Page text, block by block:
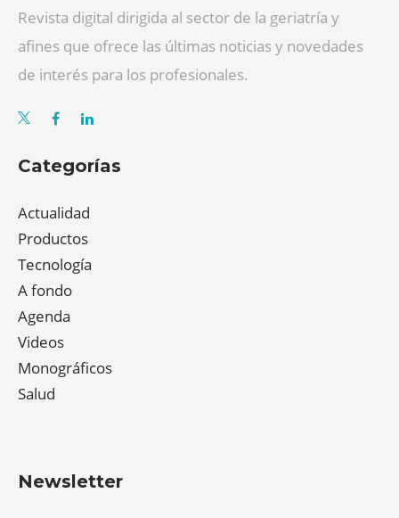
Revista digital dirigida al sector de la geriatría y
afines que ofrece las últimas noticias y novedades
de interés para los profesionales.
Categorías
Actualidad
Productos
Tecnología
A fondo
Agenda
Videos
Monográficos
Salud
Newsletter